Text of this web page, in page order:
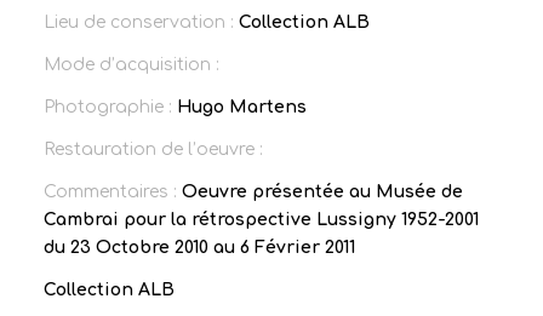
Lieu de conservation : Collection ALB
Mode d’acquisition :
Photographie : Hugo Martens
Restauration de l’oeuvre :
Commentaires : Oeuvre présentée au Musée de
Cambrai pour la rétrospective Lussigny 1952-2001
du 23 Octobre 2010 au 6 Février 2011
Collection ALB